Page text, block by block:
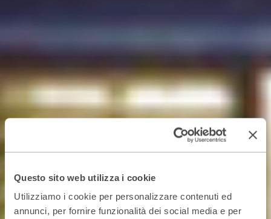
Questo sito web utilizza i cookie
Utilizziamo i cookie per personalizzare contenuti ed
annunci, per fornire funzionalità dei social media e per